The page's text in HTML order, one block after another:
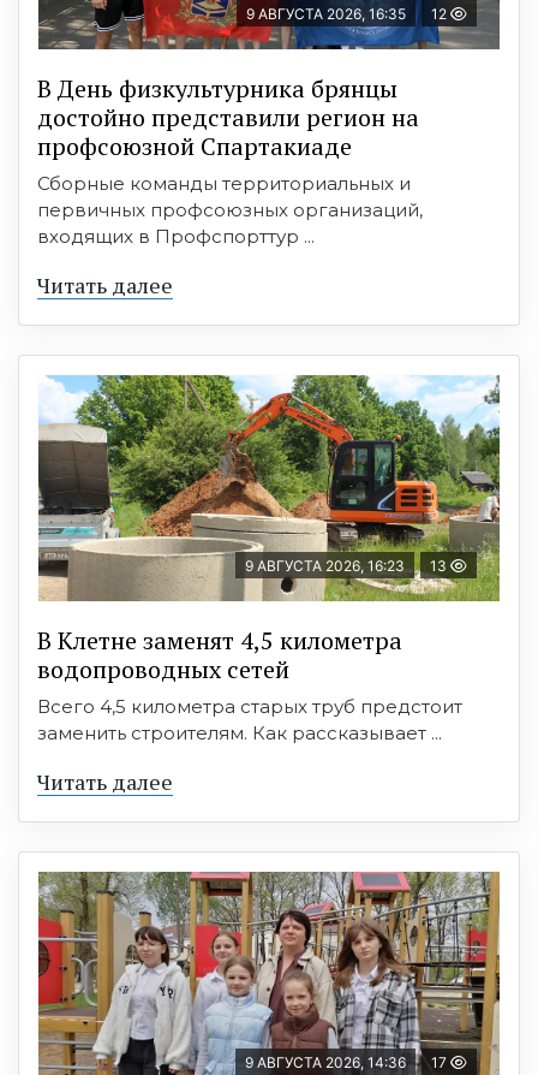
9 АВГУСТА 2026, 16:35 12
В День физкультурника брянцы
достойно представили регион на
профсоюзной Спартакиаде
Сборные команды территориальных и
первичных профсоюзных организаций,
входящих в Профспорттур ...
Читать далее
9 АВГУСТА 2026, 16:23 13
В Клетне заменят 4,5 километра
водопроводных сетей
Всего 4,5 километра старых труб предстоит
заменить строителям. Как рассказывает ...
Читать далее
9 АВГУСТА 2026, 14:36 17